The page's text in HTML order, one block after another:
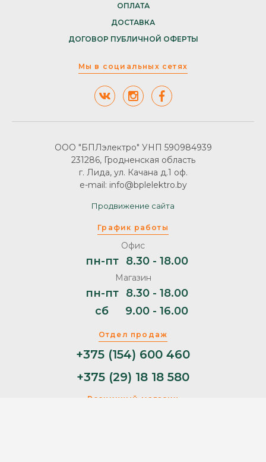
ОПЛАТА
ДОСТАВКА
ДОГОВОР ПУБЛИЧНОЙ ОФЕРТЫ
Мы в социальных сетях
Отдел продаж
+375 (154) 600 460
+375 (29) 18 18 580
Розничный магазин
График работы
Офис
пн-пт 8.30 - 18.00
Магазин
пн-пт
8.30 - 18.00
сб
9.00 - 16.00
ООО "БПЛэлектро" УНП 590984939
231286, Гродненская область
г. Лида, ул. Качана д.1 оф.
e-mail: info@bplelektro.by
Продвижение сайта